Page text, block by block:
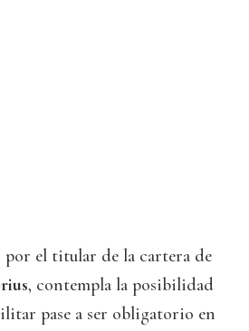
por el titular de la cartera de
, contempla la posibilidad
pase a ser obligatorio en